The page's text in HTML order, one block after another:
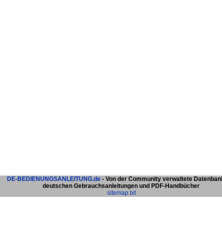
DE-BEDIENUNGSANLEITUNG.de - Von der Community verwaltete
deutschen Gebrauchsanleitungen und PDF-Handbücher
sitemap.txt